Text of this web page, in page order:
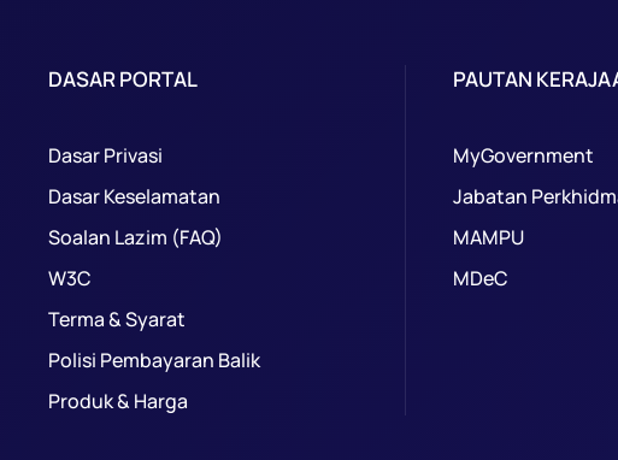
DASAR PORTAL
Dasar Privasi
Dasar Keselamatan
Soalan Lazim (FAQ)
W3C
Terma & Syarat
Polisi Pembayaran Balik
Produk & Harga
PAUTAN
MyGovernment
Jabatan
MAMPU
MDeC